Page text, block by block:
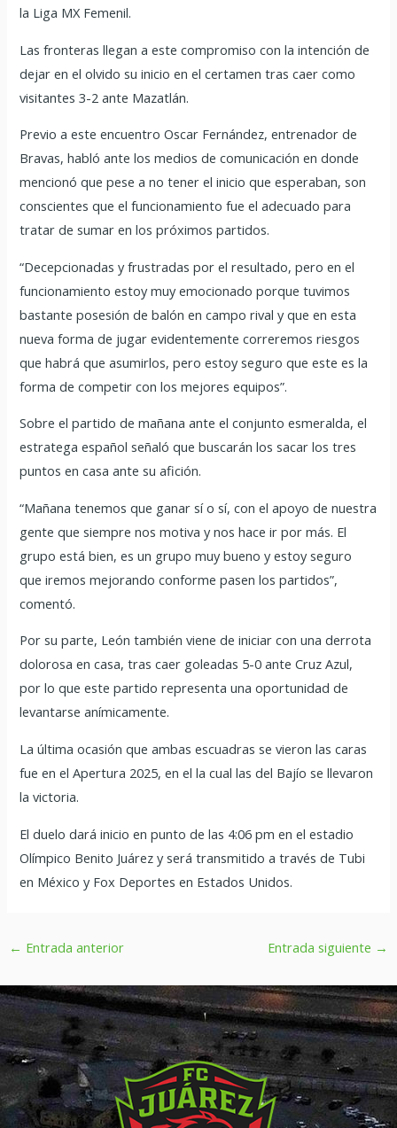
la Liga MX Femenil.
Las fronteras llegan a este compromiso con la intención de
dejar en el olvido su inicio en el certamen tras caer como
visitantes 3-2 ante Mazatlán.
Previo a este encuentro Oscar Fernández, entrenador de
Bravas, habló ante los medios de comunicación en donde
mencionó que pese a no tener el inicio que esperaban, son
conscientes que el funcionamiento fue el adecuado para
tratar de sumar en los próximos partidos.
“Decepcionadas y frustradas por el resultado, pero en el
funcionamiento estoy muy emocionado porque tuvimos
bastante posesión de balón en campo rival y que en esta
nueva forma de jugar evidentemente correremos riesgos
que habrá que asumirlos, pero estoy seguro que este es la
forma de competir con los mejores equipos”.
Sobre el partido de mañana ante el conjunto esmeralda, el
estratega español señaló que buscarán los sacar los tres
puntos en casa ante su afición.
“Mañana tenemos que ganar sí o sí, con el apoyo de nuestra
gente que siempre nos motiva y nos hace ir por más. El
grupo está bien, es un grupo muy bueno y estoy seguro
que iremos mejorando conforme pasen los partidos”,
comentó.
Por su parte, León también viene de iniciar con una derrota
dolorosa en casa, tras caer goleadas 5-0 ante Cruz Azul,
por lo que este partido representa una oportunidad de
levantarse anímicamente.
La última ocasión que ambas escuadras se vieron las caras
fue en el Apertura 2025, en el la cual las del Bajío se llevaron
la victoria.
El duelo dará inicio en punto de las 4:06 pm en el estadio
Olímpico Benito Juárez y será transmitido a través de Tubi
en México y Fox Deportes en Estados Unidos.
← Entrada anterior Entrada siguiente →